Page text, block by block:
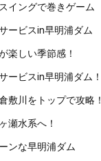
イングで巻きゲーム
ービスin早明浦ダム
楽しい季節感！
ービスin早明浦ダム！
敷川をトップで攻略！
瀬水系へ！
ンな早明浦ダム